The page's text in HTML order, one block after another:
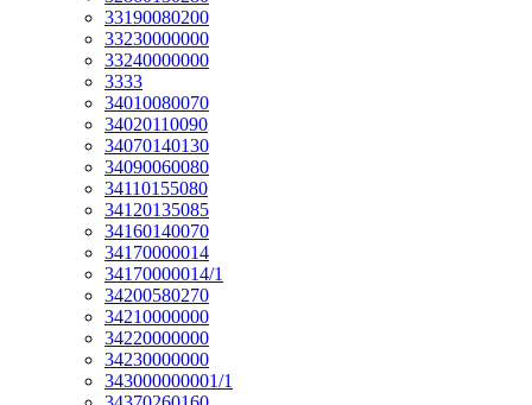
33190080200
33230000000
33240000000
3333
34010080070
34020110090
34070140130
34090060080
34110155080
34120135085
34160140070
34170000014
34170000014/1
34200580270
34210000000
34220000000
34230000000
343000000001/1